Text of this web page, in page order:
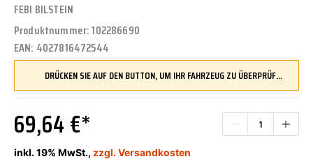
FEBI BILSTEIN
Produktnummer:102286690
EAN: 4027816472544
DRÜCKEN SIE AUF DEN BUTTON, UM IHR FAHRZEUG ZU ÜBERPRÜFEN UND SICHERZUSTELLEN, DASS DIESES TEIL KOMPATIBEL IST, BEVOR SIE ES BESTELLEN
69,64 €*
inkl. 19% MwSt., zzgl. Versandkosten